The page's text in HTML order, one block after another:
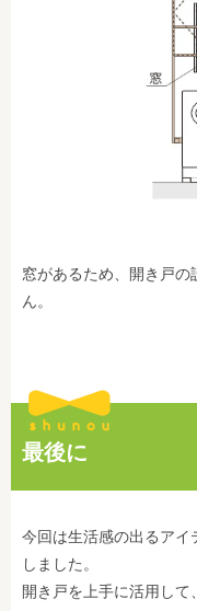
窓があるため、開き戸
ん。
最後に
今回は生活感の出るアイ
しました。
開き戸を上手に活用し